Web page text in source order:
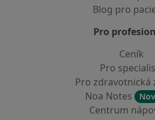
Blog pro
Pro
Ceník
Pro
Pro zdravotnická
Noa Notes
Centrum